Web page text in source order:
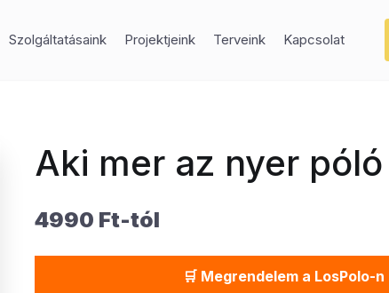
Szolgáltatásaink Projektjeink Terveink Kapcsolat
Aki mer az nyer póló
4990 Ft-tól
🛒 Megrendelem a LosPolo-n